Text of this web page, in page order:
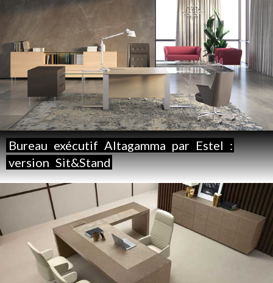
Bureau exécutif Altagamma par Estel :
version Sit&Stand